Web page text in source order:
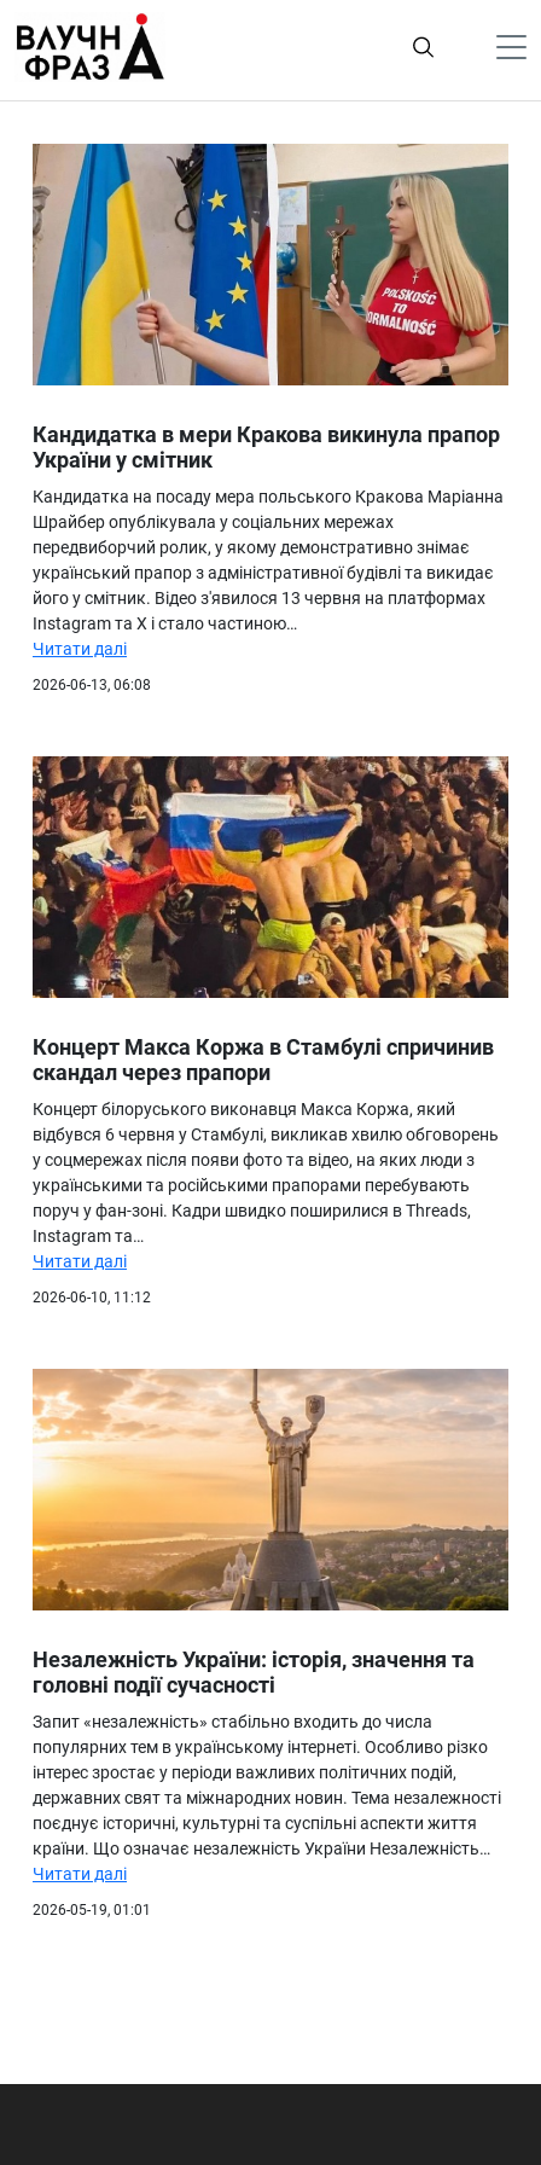
содержимому
Гроші
Життя
Лайфстайл
ТехноНаука
Людина
Ukraine
Про нас
Кандидатка в мери Кракова викинула прапор
України у смітник
Кандидатка на посаду мера польського Кракова Маріанна
Шрайбер опублікувала у соціальних мережах
передвиборчий ролик, у якому демонстративно знімає
український прапор з адміністративної будівлі та викидає
його у смітник. Відео з'явилося 13 червня на платформах
Instagram та X і стало частиною…
Читати далі
2026-06-13, 06:08
Концерт Макса Коржа в Стамбулі спричинив
скандал через прапори
Концерт білоруського виконавця Макса Коржа, який
відбувся 6 червня у Стамбулі, викликав хвилю обговорень
у соцмережах після появи фото та відео, на яких люди з
українськими та російськими прапорами перебувають
поруч у фан-зоні. Кадри швидко поширилися в Threads,
Instagram та…
Читати далі
2026-06-10, 11:12
Незалежність України: історія, значення та
головні події сучасності
Запит «незалежність» стабільно входить до числа
популярних тем в українському інтернеті. Особливо різко
інтерес зростає у періоди важливих політичних подій,
державних свят та міжнародних новин. Тема незалежності
поєднує історичні, культурні та суспільні аспекти життя
країни. Що означає незалежність України Незалежність…
Читати далі
2026-05-19, 01:01